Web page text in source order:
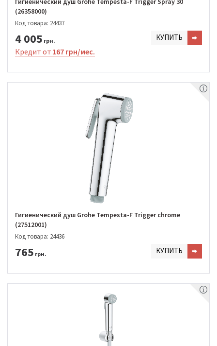
(26358000)
Код товара: 24437
4 005 грн. КУПИТЬ
Кредит от 167 грн/мес.
Гигиенический душ Grohe Tempesta-F Trigger chrome
(27512001)
Код товара: 24436
765 грн. КУПИТЬ